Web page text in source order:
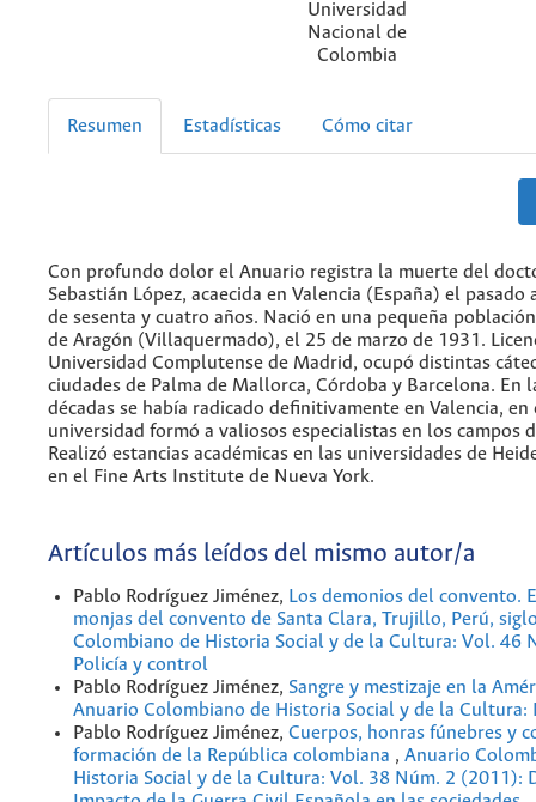
Universidad
Nacional de
Colombia
Resumen Estadísticas Cómo citar
Con profundo dolor el Anuario registra la muerte del
Sebastián López, acaecida en Valencia (España) el pasado
de sesenta y cuatro años. Nació en una pequeña
de Aragón (Villaquermado), el 25 de marzo de 1931.
Universidad Complutense de Madrid, ocupó distintas
ciudades de Palma de Mallorca, Córdoba y Barcelona. En
décadas se había radicado definitivamente en Valencia, en
universidad formó a valiosos especialistas en los campos
Realizó estancias académicas en las universidades de
en el Fine Arts Institute de Nueva York.
Artículos más leídos del mismo autor/a
Pablo Rodríguez Jiménez, Los demonios del convento.
monjas del convento de Santa Clara, Trujillo, Perú,
Colombiano de Historia Social y de la Cultura: Vol. 46
Policía y control
Pablo Rodríguez Jiménez, Sangre y mestizaje en la
Anuario Colombiano de Historia Social y de la Cultura:
Pablo Rodríguez Jiménez, Cuerpos, honras fúnebres y
formación de la República colombiana , Anuario
Historia Social y de la Cultura: Vol. 38 Núm. 2 (2011):